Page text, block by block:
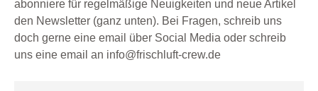
abonniere für regelmäßige Neuigkeiten und neue Artikel
den Newsletter (ganz unten). Bei Fragen, schreib uns
doch gerne eine email über Social Media oder schreib
uns eine email an info@frischluft-crew.de